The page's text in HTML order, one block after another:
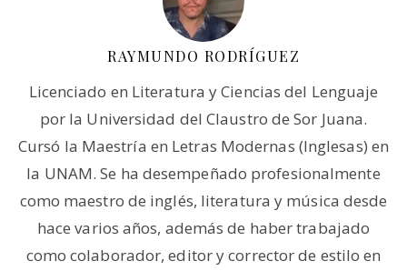
RAYMUNDO RODRÍGUEZ
Licenciado en Literatura y Ciencias del Lenguaje
por la Universidad del Claustro de Sor Juana.
Cursó la Maestría en Letras Modernas (Inglesas) en
la UNAM. Se ha desempeñado profesionalmente
como maestro de inglés, literatura y música desde
hace varios años, además de haber trabajado
como colaborador, editor y corrector de estilo en